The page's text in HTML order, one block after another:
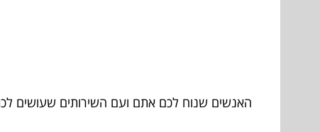
האנשים שנוח לכם אתם ועם השירותים שעושים